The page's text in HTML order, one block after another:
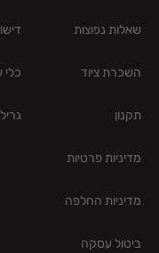
שאלות נפוצות
השכרת ציוד
תקנון
מדיניות פרטיות
מדיניות החלפה
ביטול עסקה
כלי